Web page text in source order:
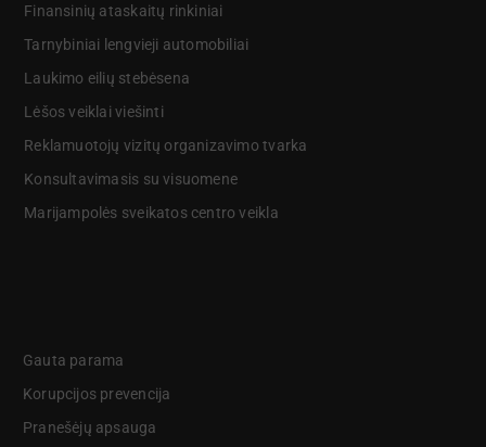
Finansinių ataskaitų rinkiniai
Tarnybiniai lengvieji automobiliai
Laukimo eilių stebėsena
Lėšos veiklai viešinti
Reklamuotojų vizitų organizavimo tvarka
Konsultavimasis su visuomene
Marijampolės sveikatos centro veikla
Gauta parama
Korupcijos prevencija
Pranešėjų apsauga